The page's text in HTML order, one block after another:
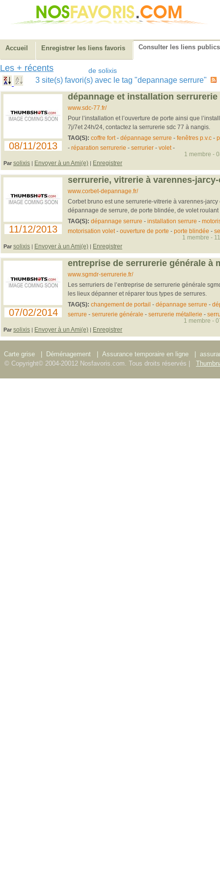
Accueil Enregistrer les liens favoris Consulter les liens publics
Les + récents de solixis
3 site(s) favori(s) avec le tag "depannage serrure"
08/11/2013
dépannage et installation serrurerie
www.sdc-77.fr/
Pour l’installation et l’ouverture de porte ainsi que
7j/7et 24h/24, contactez la serrurerie sdc 77 à nangis.
TAG(S): coffre fort- dépannage serrure - fenêtres p.v.c-
- réparation serrurerie - serrurier- volet-
Par solixis | Envoyer à un Ami(e) | Enregistrer
1 membre -
11/12/2013
serrurerie, vitrerie à varennes-
www.corbet-depannage.fr/
Corbet bruno est une serrurerie-vitrerie à varennes-jarcy
dépannage de serrure, de porte blindée, de volet roulant
TAG(S): dépannage serrure - installation serrure -
motorisation volet- ouverture de porte - porte blindée -
Par solixis | Envoyer à un Ami(e) | Enregistrer
1 membre -
07/02/2014
entreprise de serrurerie générale à
www.sgmdr-serrurerie.fr/
Les serruriers de l’entreprise de serrurerie générale
les lieux dépanner et réparer tous types de serrures.
TAG(S): changement de portail - dépannage serrure -
serrure - serrurerie générale - serrurerie métallerie -
Par solixis | Envoyer à un Ami(e) | Enregistrer
1 membre -
Carte grise Déménagement Assurance temporaire en ligne
© Copyright© 2004-20012 Nosfavoris.com. Tous droits réservés |